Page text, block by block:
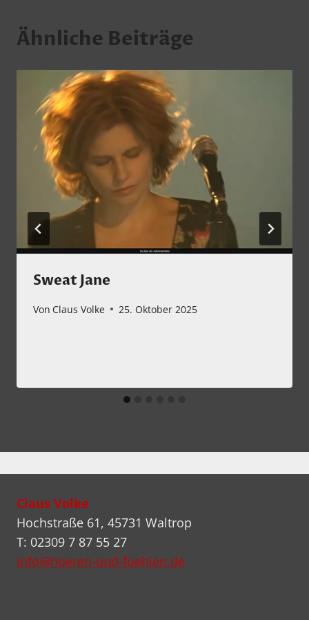
Ähnliche Beiträge
Sweat Jane
Von Claus Volke 25. Oktober 2025
Claus Volke
Hochstraße 61, 45731 Waltrop
T: 02309 7 87 55 27
info@hoeren-und-fuehlen.de